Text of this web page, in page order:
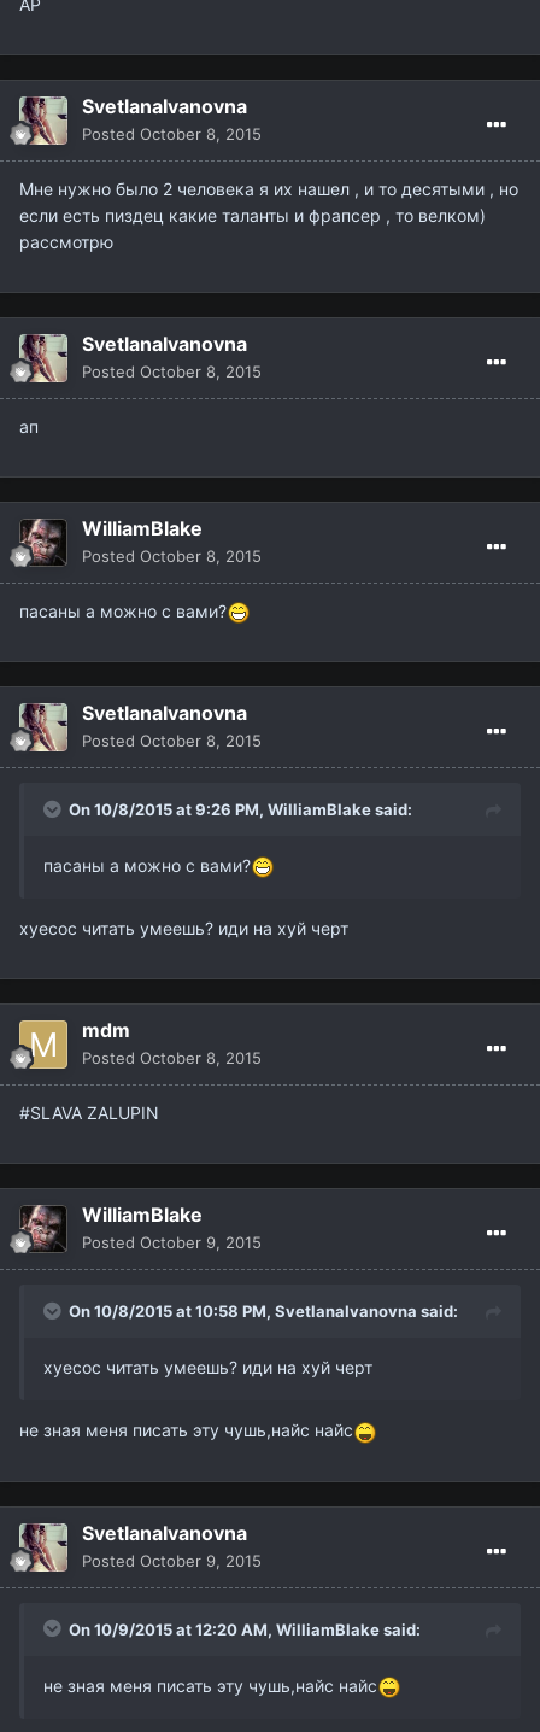
AP
SvetlanaIvanovna
Posted October 8, 2015
Мне нужно было 2 человека я их нашел , и то десятыми , но
если есть пиздец какие таланты и фрапсер , то велком)
рассмотрю
SvetlanaIvanovna
Posted October 8, 2015
ап
WilliamBlake
Posted October 8, 2015
пасаны а можно с вами?
SvetlanaIvanovna
Posted October 8, 2015
On 10/8/2015 at 9:26 PM, WilliamBlakesaid:
пасаны а можно с вами?
хуесос читать умеешь? иди на хуй черт
mdm
Posted October 8, 2015
#SLAVA ZALUPIN
WilliamBlake
Posted October 9, 2015
On 10/8/2015 at 10:58 PM, SvetlanaIvanovna said:
хуесос читать умеешь? иди на хуй черт
не зная меня писать эту чушь,найс найс
SvetlanaIvanovna
Posted October 9, 2015
On 10/9/2015 at 12:20 AM, WilliamBlakesaid:
не зная меня писать эту чушь,найс найс